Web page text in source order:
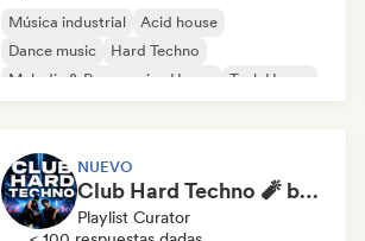
Música industrial
Acid house
Dance music
Hard Techno
Melodic & Progressive House
Tech House
NUEVO
Club Hard Techno 🧨 by ThisisRey3Rocco
Playlist Curator